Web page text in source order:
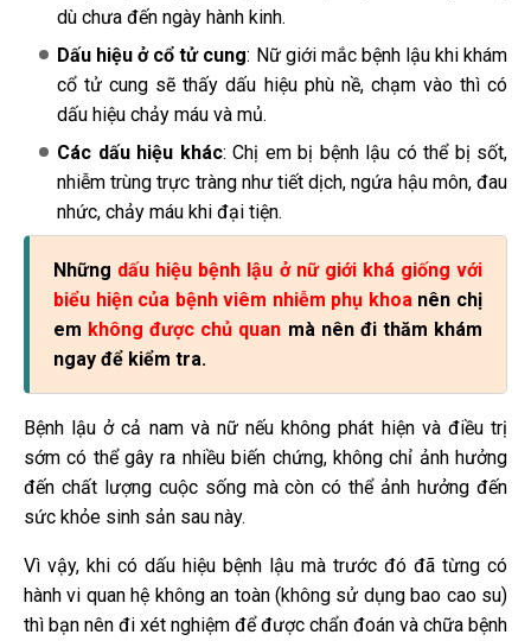
dù chưa đến ngày hành kinh.
Dấu hiệu ở cổ tử cung: Nữ giới mắc bệnh lậu khi khám
cổ tử cung sẽ thấy dấu hiệu phù nề, chạm vào thì có
dấu hiệu chảy máu và mủ.
Các dấu hiệu khác: Chị em bị bệnh lậu có thể bị sốt,
nhiễm trùng trực tràng như tiết dịch, ngứa hậu môn, đau
nhức, chảy máu khi đại tiện.
Những dấu hiệu bệnh lậu ở nữ giới khá giống với
biểu hiện của bệnh viêm nhiễm phụ khoa nên chị
em không được chủ quan mà nên đi thăm khám
ngay để kiểm tra.
Bệnh lậu ở cả nam và nữ nếu không phát hiện và điều trị
sớm có thể gây ra nhiều biến chứng, không chỉ ảnh hưởng
đến chất lượng cuộc sống mà còn có thể ảnh hưởng đến
sức khỏe sinh sản sau này.
Vì vậy, khi có dấu hiệu bệnh lậu mà trước đó đã từng có
hành vi quan hệ không an toàn (không sử dụng bao cao su)
thì bạn nên đi xét nghiệm để được chẩn đoán và chữa bệnh